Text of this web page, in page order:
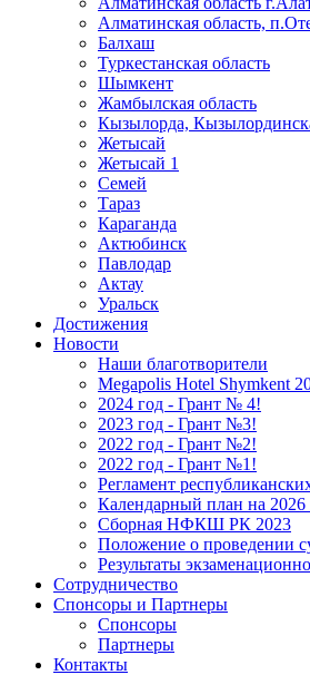
Алматинская область,
Балхаш
Туркестанская область
Шымкент
Жамбылская область
Кызылорда,
Жетысай
Жетысай 1
Семей
Тараз
Караганда
Актюбинск
Павлодар
Актау
Уральск
Достижения
Новости
Наши благотворители
Megapolis Hotel Shymkent
2024 год - Грант № 4!
2023 год - Грант №3!
2022 год - Грант №2!
2022 год - Грант №1!
Регламент
Календарный план на 2026
Сборная НФКШ РК 2023
Положение о проведении
Результаты
Сотрудничество
Спонсоры и Партнеры
Спонсоры
Партнеры
Контакты